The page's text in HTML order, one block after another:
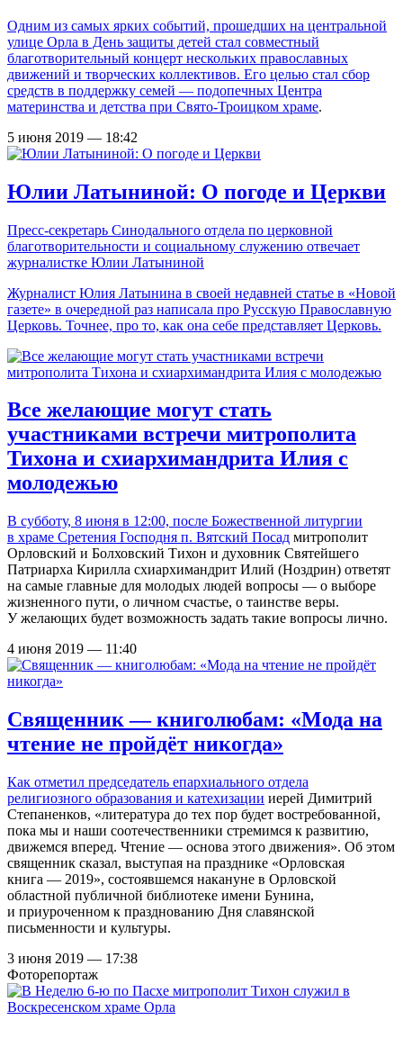
Одним из самых ярких событий, прошедших на центральной
улице Орла в День защиты детей стал совместный
благотворительный концерт нескольких православных
движений и творческих коллективов. Его целью стал сбор
средств в поддержку семей — подопечных Центра
материнства и детства при Свято-Троицком храме.
5 июня 2019 — 18:42
Юлии Латыниной: О погоде и Церкви
Пресс-секретарь Синодального отдела по церковной
благотворительности и социальному служению отвечает
журналистке Юлии Латыниной
Журналист Юлия Латынина в своей недавней статье в «Новой
газете» в очередной раз написала про Русскую Православную
Церковь. Точнее, про то, как она себе представляет Церковь.
Все желающие могут стать
участниками встречи митрополита
Тихона и схиархимандрита Илия с
молодежью
В субботу, 8 июня в 12:00, после Божественной литургии
в храме Сретения Господня п. Вятский Посад митрополит
Орловский и Болховский Тихон и духовник Святейшего
Патриарха Кирилла схиархимандрит Илий (Ноздрин) ответят
на самые главные для молодых людей вопросы — о выборе
жизненного пути, о личном счастье, о таинстве веры.
У желающих будет возможность задать такие вопросы лично.
4 июня 2019 — 11:40
Священник — книголюбам: «Мода на
чтение не пройдёт никогда»
Как отметил председатель епархиального отдела
религиозного образования и катехизации иерей Димитрий
Степаненков, «литература до тех пор будет востребованной,
пока мы и наши соотечественники стремимся к развитию,
движемся вперед. Чтение — основа этого движения». Об этом
священник сказал, выступая на празднике «Орловская
книга — 2019», состоявшемся накануне в Орловской
областной публичной библиотеке имени Бунина,
и приуроченном к празднованию Дня славянской
письменности и культуры.
3 июня 2019 — 17:38
Фоторепортаж